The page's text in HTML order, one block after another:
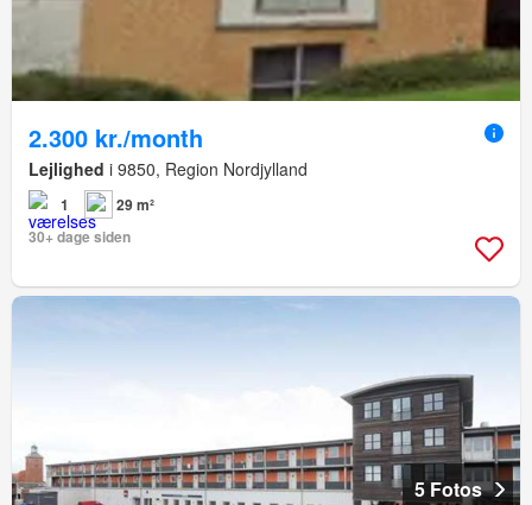
2.300 kr./month
Lejlighed i 9850, Region Nordjylland
1
29 m²
30+ dage siden
5 Fotos